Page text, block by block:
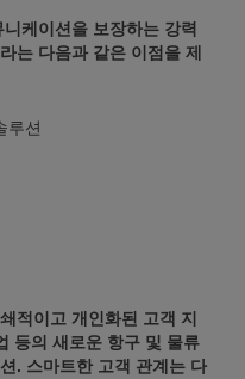
케이션을 보장하는 강력
는 다음과 같은 이점을 제
루션
적이고 개인화된 고객 지
등의 새로운 항구 및 물류
. 스마트한 고객 관계는 다